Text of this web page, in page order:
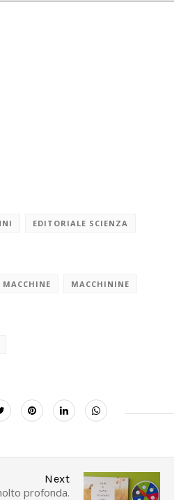
EDITORIALE SCIENZA
MACCHINE MACCHININE
Next
profonda.